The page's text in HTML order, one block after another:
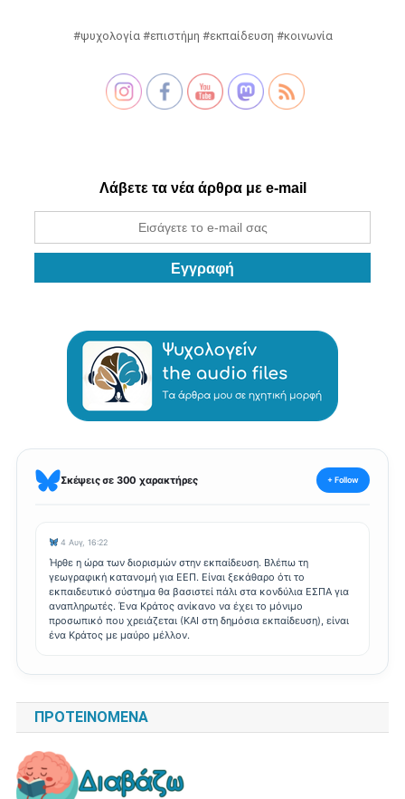
#ψυχολογία #επιστήμη #εκπαίδευση #κοινωνία
Λάβετε τα νέα άρθρα με e-mail
Σκέψεις σε 300 χαρακτήρες + Follow
4 Αυγ, 16:22
Ήρθε η ώρα των διορισμών στην εκπαίδευση. Βλέπω τη
γεωγραφική κατανομή για ΕΕΠ. Είναι ξεκάθαρο ότι το
εκπαιδευτικό σύστημα θα βασιστεί πάλι στα κονδύλια ΕΣΠΑ για
αναπληρωτές. Ένα Κράτος ανίκανο να έχει το μόνιμο
προσωπικό που χρειάζεται (ΚΑΙ στη δημόσια εκπαίδευση), είναι
ένα Κράτος με μαύρο μέλλον.
ΠΡΟΤΕΙΝΌΜΕΝΑ